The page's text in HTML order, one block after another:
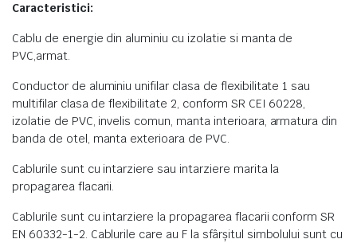
Caracteristici:
Cablu de energie din aluminiu cu izolatie si manta de
PVC,armat.
Conductor de aluminiu unifilar clasa de flexibilitate 1 sau
multifilar clasa de flexibilitate 2, conform SR CEI 60228,
izolatie de PVC, invelis comun, manta interioara, armatura din
banda de otel, manta exterioara de PVC.
Cablurile sunt cu intarziere sau intarziere marita la
propagarea flacarii.
Cablurile sunt cu intarziere la propagarea flacarii conform SR
EN 60332-1-2. Cablurile care au F la sfârşitul simbolului sunt cu